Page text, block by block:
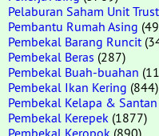
Pelaburan Saham Unit Trust
Pembantu Rumah Asing
Pembekal Barang Runcit
Pembekal Beras (287)
Pembekal Buah-buahan
Pembekal Ikan Kering (844)
Pembekal Kelapa & Santan
Pembekal Kerepek (1877)
Pembekal Keropok (890)